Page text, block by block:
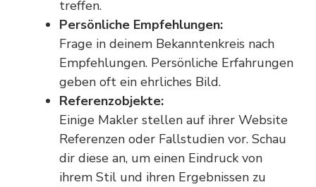
treffen.
Persönliche Empfehlungen:
Frage in deinem Bekanntenkreis nach
Empfehlungen. Persönliche Erfahrungen
geben oft ein ehrliches Bild.
Referenzobjekte:
Einige Makler stellen auf ihrer Website
Referenzen oder Fallstudien vor. Schau
dir diese an, um einen Eindruck von
ihrem Stil und ihren Ergebnissen zu